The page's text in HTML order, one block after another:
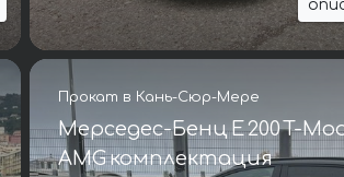
Прокат в Кань-Сюр-Мере
Мерседес-Бенц E 200 T-
AMG комплектация